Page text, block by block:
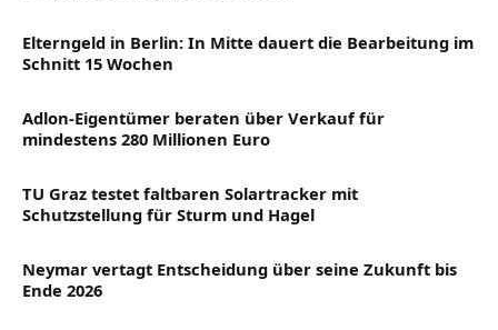
Elterngeld in Berlin: In Mitte dauert die Bearbeitung im
Schnitt 15 Wochen
Adlon-Eigentümer beraten über Verkauf für
mindestens 280 Millionen Euro
TU Graz testet faltbaren Solartracker mit
Schutzstellung für Sturm und Hagel
Neymar vertagt Entscheidung über seine Zukunft bis
Ende 2026